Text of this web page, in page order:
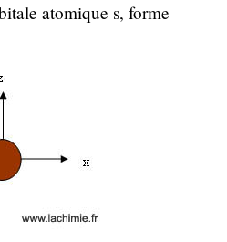
atomique s, forme